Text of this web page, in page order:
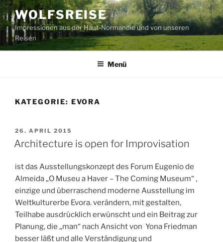
Zum
Inhalt
springen
WOLFSREISE
Impressionen aus der Haut-Normandie und von unseren
Reisen
Menü
KATEGORIE: EVORA
VERÖFFENTLICHT
AM
26. APRIL 2015
Architecture is open for Improvisation
ist das Ausstellungskonzept des Forum Eugenio de
Almeida „O Museu a Haver – The Coming Museum“ ,
einzige und überraschend moderne Ausstellung im
Weltkulturerbe Evora. verändern, mit gestalten,
Teilhabe ausdrücklich erwünscht und ein Beitrag zur
Planung, die „man“ nach Ansicht von Yona Friedman
besser läßt und alle Verständigung und